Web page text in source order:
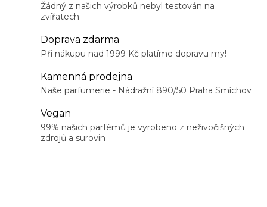
Žádný z našich výrobků nebyl testován na
zvířatech
Doprava zdarma
Při nákupu nad 1999 Kč platíme dopravu my!
Kamenná prodejna
Naše parfumerie - Nádražní 890/50 Praha Smíchov
Vegan
99% našich parfémů je vyrobeno z neživočišných
zdrojů a surovin